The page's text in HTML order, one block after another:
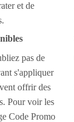
et de
pas de
s'appliquer
offrir des
Pour voir les
Code Promo